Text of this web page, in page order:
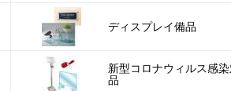
ディスプレイ備品
新型コロナウィルス感
品